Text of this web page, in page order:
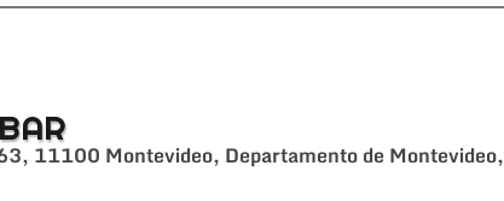
11100 Montevideo, Departamento de Montevideo,